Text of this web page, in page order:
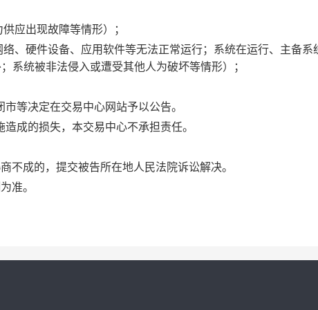
应出现故障等情形）；
、硬件设备、应用软件等无法正常运行；系统在运行、主备系
系统被非法侵入或遭受其他人为破坏等情形）；
等决定在交易中心网站予以公告。
成的损失，本交易中心不承担责任。
不成的，提交被告所在地人民法院诉讼解决。
准。